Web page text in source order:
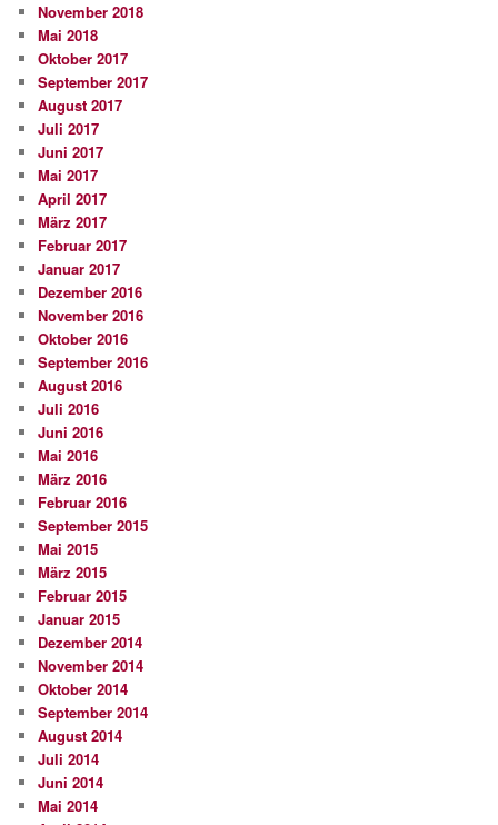
November 2018
Mai 2018
Oktober 2017
September 2017
August 2017
Juli 2017
Juni 2017
Mai 2017
April 2017
März 2017
Februar 2017
Januar 2017
Dezember 2016
November 2016
Oktober 2016
September 2016
August 2016
Juli 2016
Juni 2016
Mai 2016
März 2016
Februar 2016
September 2015
Mai 2015
März 2015
Februar 2015
Januar 2015
Dezember 2014
November 2014
Oktober 2014
September 2014
August 2014
Juli 2014
Juni 2014
Mai 2014